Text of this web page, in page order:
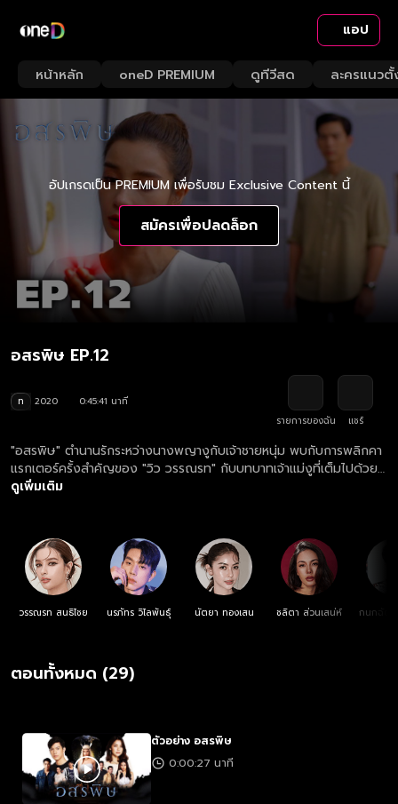
แอป
หน้าหลัก oneD PREMIUM ดูทีวีสด ละครแนวตั้
อัปเกรดเป็น PREMIUM เพื่อรับชม Exclusive Content นี้
สมัครเพื่อปลดล็อก
อสรพิษ EP.12
ท 2020
0:45:41 นาที
รายการของฉัน
แชร์
"อสรพิษ" ตำนานรักระหว่างนางพญางูกับเจ้าชายหนุ่ม พบกับการพลิกคา
แรกเตอร์ครั้งสำคัญของ "วิว วรรณรท" กับบทบาทเจ้าแม่งูที่เต็มไปด้วย
แรงอาฆาตแค้น... นางพญางูหลงรักเจ้าชายรูปงามและโดนคู่หมั้นของเขา
ดูเพิ่มเติม
วรรณรท สนธิไชย นรภัทร วิไลพันธุ์ นัตยา ทองเสน ชลิตา ส่วนเสน่ห์
กนกฉัตร
ตอนทั้งหมด (29)
ตัวอย่าง อสรพิษ
0:00:27 นาที